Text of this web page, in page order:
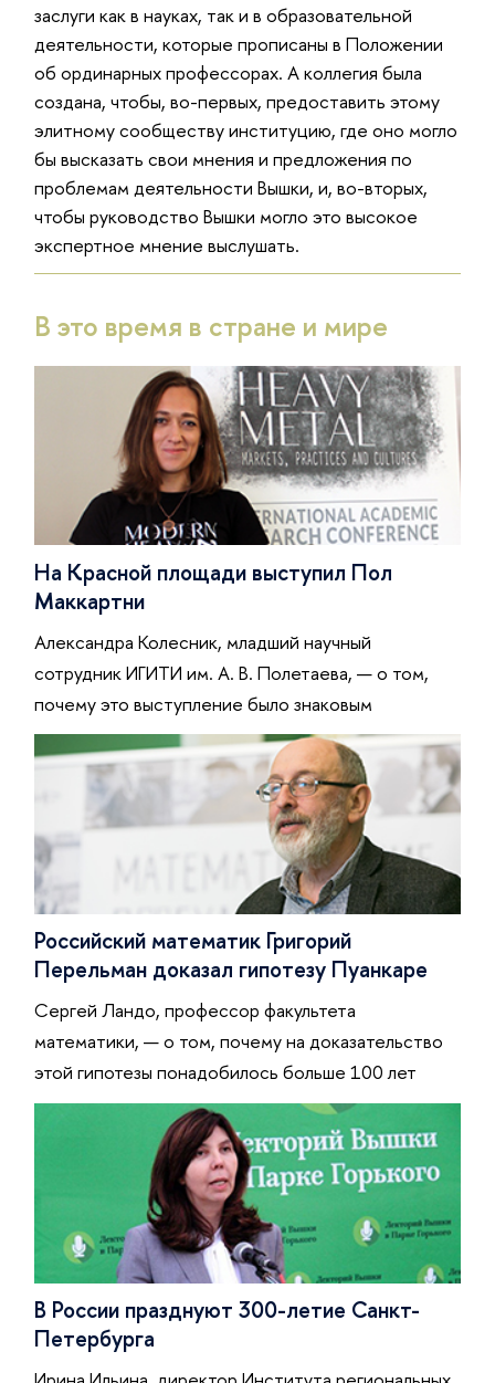
заслуги как в науках, так и в образовательной
деятельности, которые прописаны в Положении
об ординарных профессорах. А коллегия была
создана, чтобы, во-первых, предоставить этому
элитному сообществу институцию, где оно могло
бы высказать свои мнения и предложения по
проблемам деятельности Вышки, и, во-вторых,
чтобы руководство Вышки могло это высокое
экспертное мнение выслушать.
В это время в стране и мире
На Красной площади выступил Пол
Маккартни
Александра Колесник, младший научный
сотрудник ИГИТИ им. А. В. Полетаева, — о том,
почему это выступление было знаковым
Российский математик Григорий
Перельман доказал гипотезу Пуанкаре
Сергей Ландо, профессор факультета
математики, — о том, почему на доказательство
этой гипотезы понадобилось больше 100 лет
В России празднуют 300-летие Санкт-
Петербурга